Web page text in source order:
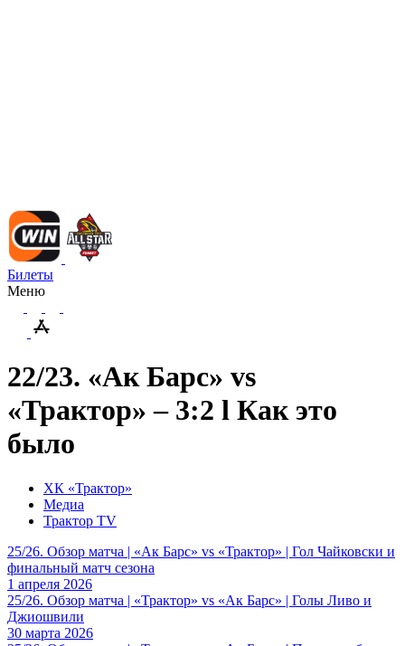
Билеты
Меню
22/23. «Ак Барс» vs
«Трактор» – 3:2 l Как это
было
ХК «Трактор»
Медиа
Трактор TV
25/26. Обзор матча | «Ак Барс» vs «Трактор» | Гол Чайковски и
финальный матч сезона
1 апреля 2026
25/26. Обзор матча | «Трактор» vs «Ак Барс» | Голы Ливо и
Джиошвили
30 марта 2026